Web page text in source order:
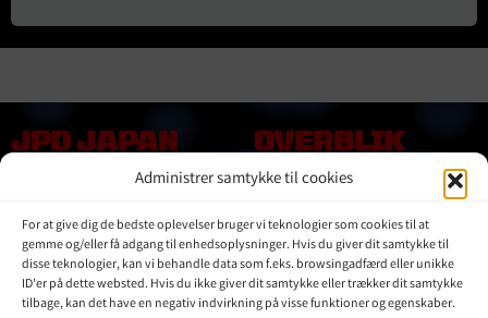
Administrer samtykke til cookies
For at give dig de bedste oplevelser bruger vi teknologier som cookies til at
gemme og/eller få adgang til enhedsoplysninger. Hvis du giver dit samtykke til
disse teknologier, kan vi behandle data som f.eks. browsingadfærd eller unikke
ID'er på dette websted. Hvis du ikke giver dit samtykke eller trækker dit samtykke
tilbage, kan det have en negativ indvirkning på visse funktioner og egenskaber.
JPD JAPAN
DENMARK
Kontakt Os
Om JPD Japan Denmark
Handelsbetingelser
Privat Politik
OVERBLIK
Online shop
Vores Mærker